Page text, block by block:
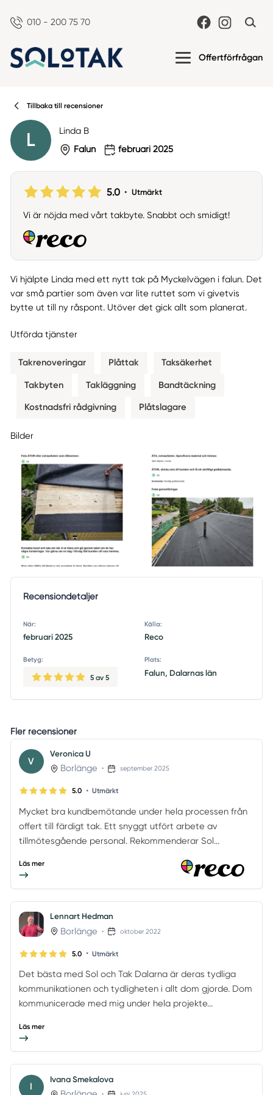
010 - 200 75 70
Offertförfrågan
Tillbaka till recensioner
L
Linda B
Falun
februari 2025
5.0 • Utmärkt
Vi är nöjda med vårt takbyte. Snabbt och smidigt!
Vi hjälpte Linda med ett nytt tak på Myckelvägen i falun. Det
var små partier som även var lite ruttet som vi givetvis
bytte ut till ny råspont. Utöver det gick allt som planerat.
Utförda tjänster
Takrenoveringar Plåttak Taksäkerhet
Takbyten Takläggning Bandtäckning
Kostnadsfri rådgivning Plåtslagare
Bilder
Recensiondetaljer
När:
februari 2025
Källa:
Reco
Betyg:
5av 5
Plats:
Falun, Dalarnas län
Fler recensioner
V
Veronica U
Borlänge • september 2025
5.0 • Utmärkt
Mycket bra kundbemötande under hela processen från
offert till färdigt tak. Ett snyggt utfört arbete av
tillmötesgående personal. Rekommenderar Sol...
Läs mer
Lennart Hedman
Borlänge • oktober 2022
5.0 • Utmärkt
Det bästa med Sol och Tak Dalarna är deras tydliga
kommunikationen och tydligheten i allt dom gjorde. Dom
kommunicerade med mig under hela projekte...
Läs mer
I
Ivana Smekalova